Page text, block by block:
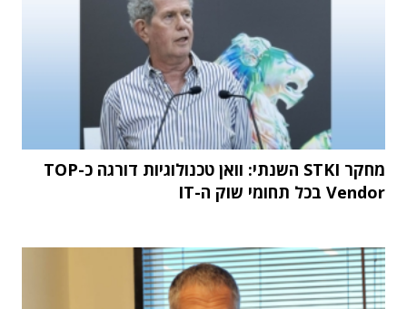
מחקר STKI השנתי: וואן טכנולוגיות דורגה כ-TOP
Vendor בכל תחומי שוק ה-IT